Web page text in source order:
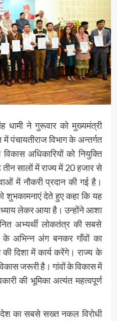
धामी ने गुरूवार को मुख्यमंत्री
विभाग के अन्तर्गत
अधिकारियों को नियुक्ति
सालों में राज्य में 20 हजार से
में नौकरी प्रदान की गई है।
शुभकामनाएं देते हुए कहा कि यह
लेकर आया है। उन्होंने आशा
अभ्यर्थी लोकतंत्र की सबसे
के अभिन्न अंग बनकर गाँवों का
दिशा में कार्य करेंगे। राज्य के
जरूरी है। गांवों के विकास में
की भूमिका अत्यंत महत्वपूर्ण
का सबसे सख्त नकल विरोधी